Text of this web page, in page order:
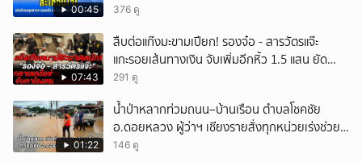
00:45 376 ดู
07:43
สืบต่อแก๊งมะขามเปียก! รองจ๋อ - สารวัตรแจ๊ะ
แกะรอยเส้นทางเงิน จับเพิ่มอีกหิ้ว 1.5 แสน ยัด
สินบน
291 ดู
01:22
น้ำป่าหลากท่วมถนน–บ้านเรือน ตำบลโชคชัย
อ.ดอยหลวง ผู้ว่าฯ เชียงรายสั่งทุกหน่วยเร่งช่วย
เหลือประชาชน
146 ดู